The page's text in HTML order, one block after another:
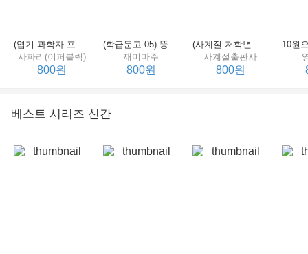
(엽기 과학자 프래니 01) 도시락 괴물이 나타났다
사파리(이퍼블릭)
800원
(학급문고 05) 똥줌오줌
재미마주
800원
(사계절 저학년문고 04) 화요일의 두꺼비
사계절출판사
800원
베스트 시리즈 신간